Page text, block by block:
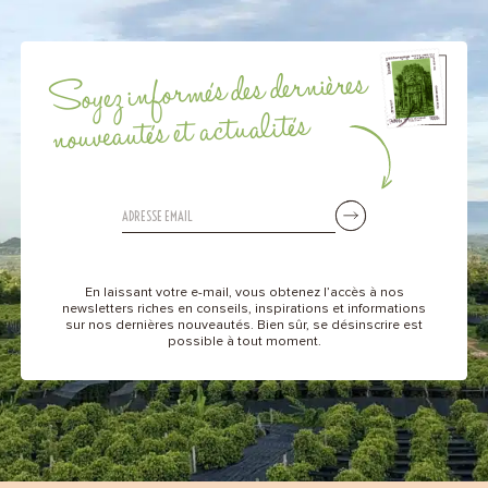
Soyez informés des dernières
nouveautés et actualités
En laissant votre e-mail, vous obtenez l’accès à nos
newsletters riches en conseils, inspirations et informations
sur nos dernières nouveautés. Bien sûr, se désinscrire est
possible à tout moment.